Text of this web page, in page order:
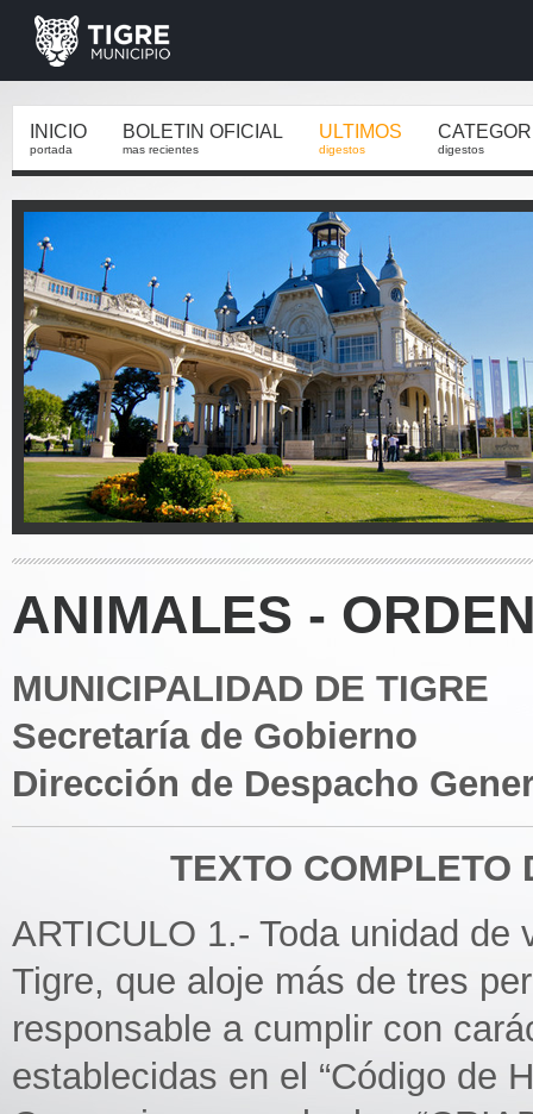
INICIO
portada
BOLETIN OFICIAL
mas recientes
ULTIMOS
digestos digestos
ANIMALES -
MUNICIPALIDAD DE TIGRE
Secretaría de Gobierno
Dirección de Despacho
TEXTO COMPLETO
ARTICULO 1.- Toda unidad
Tigre, que aloje más de tres
responsable a cumplir con
establecidas en el “Código de